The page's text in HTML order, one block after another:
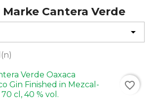
Cantera Verde

favorite_border